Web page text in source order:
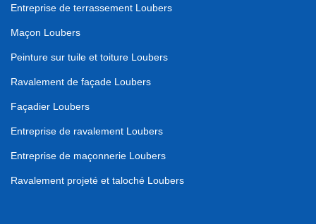
Entreprise de terrassement Loubers
Maçon Loubers
Peinture sur tuile et toiture Loubers
Ravalement de façade Loubers
Façadier Loubers
Entreprise de ravalement Loubers
Entreprise de maçonnerie Loubers
Ravalement projeté et taloché Loubers